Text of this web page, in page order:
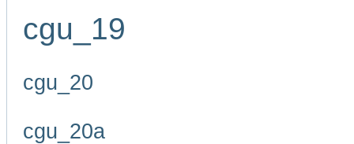
cgu_19
cgu_20
cgu_20a